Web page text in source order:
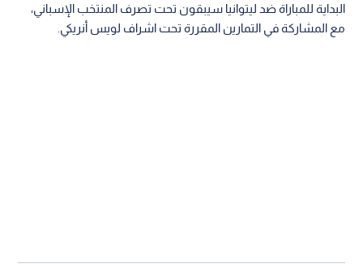
البداية للمباراة ضد ليتوانيا سيبقون تحت تصرف المنتخب الإسباني،
مع المشاركة في التمارين المقررة تحت اشراف لويس أنريكي.